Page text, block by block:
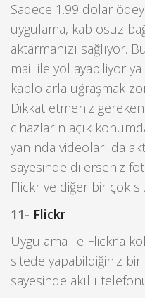
Sadece 1.99 dolar
uygulama, kablosuz
aktarmanızı sağlıyor.
mail ile yollayabiliyor
kablolarla uğraşmak
Dikkat etmeniz
cihazların açık
yanında videoları da
sayesinde dilerseniz
Flickr ve diğer bir çok
11- Flickr
Uygulama ile Flickr’a
sitede yapabildiğiniz
sayesinde akıllı